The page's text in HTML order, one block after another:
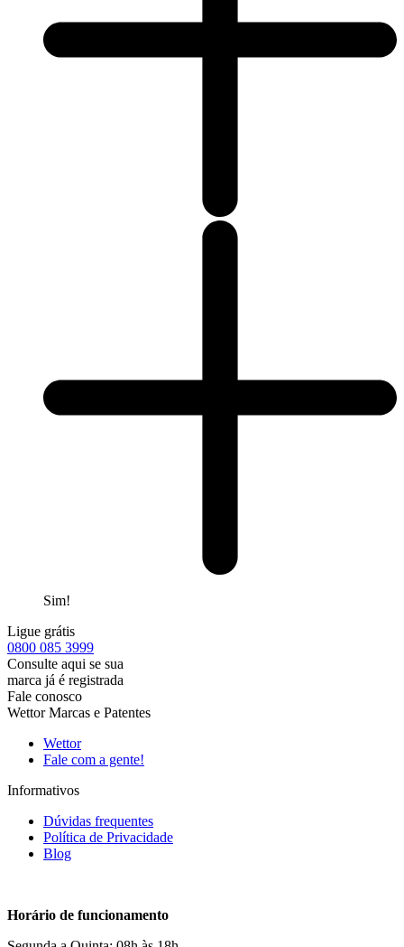
Sim!
Ligue grátis
0800 085 3999
Consulte aqui se sua
marca já é registrada
Fale conosco
Wettor Marcas e Patentes
Wettor
Fale com a gente!
Informativos
Dúvidas frequentes
Política de Privacidade
Blog
Horário de funcionamento